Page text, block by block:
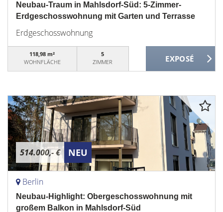
Neubau-Traum in Mahlsdorf-Süd: 5-Zimmer-
Erdgeschosswohnung mit Garten und Terrasse
Erdgeschosswohnung
118,98 m²
WOHNFLÄCHE
5
ZIMMER
514.000,- € NEU
Berlin
Neubau-Highlight: Obergeschosswohnung mit
großem Balkon in Mahlsdorf-Süd